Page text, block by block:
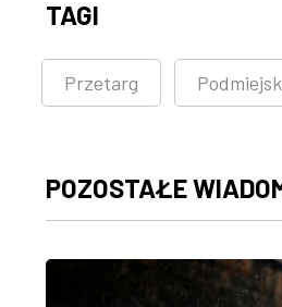
TAGI
Przetarg
POZOSTAŁE